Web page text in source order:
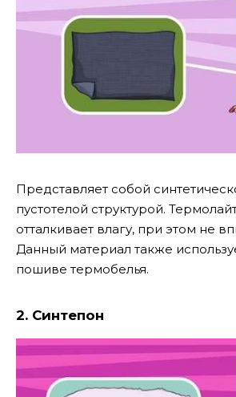
Представляет собой
пустотелой структурой.
отталкивает влагу, при этом не
Данный материал также
пошиве термобелья.
2. Синтепон